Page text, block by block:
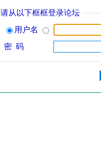
请从以下框框登录论坛
用户名
密 码